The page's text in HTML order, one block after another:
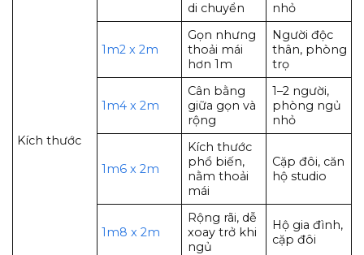
Kích thước
di chuyển
nhỏ
1m2 x 2m
Gọn nhưng
thoải mái
hơn 1m
Người độc
thân, phòng
trọ
1m4 x 2m
Cân bằng
giữa gọn và
rộng
1–2 người,
phòng ngủ
nhỏ
1m6 x 2m
Kích thước
phổ biến,
nằm thoải
mái
Cặp đôi, căn
hộ studio
1m8 x 2m
Rộng rãi, dễ
xoay trở khi
ngủ
Hộ gia đình,
cặp đôi